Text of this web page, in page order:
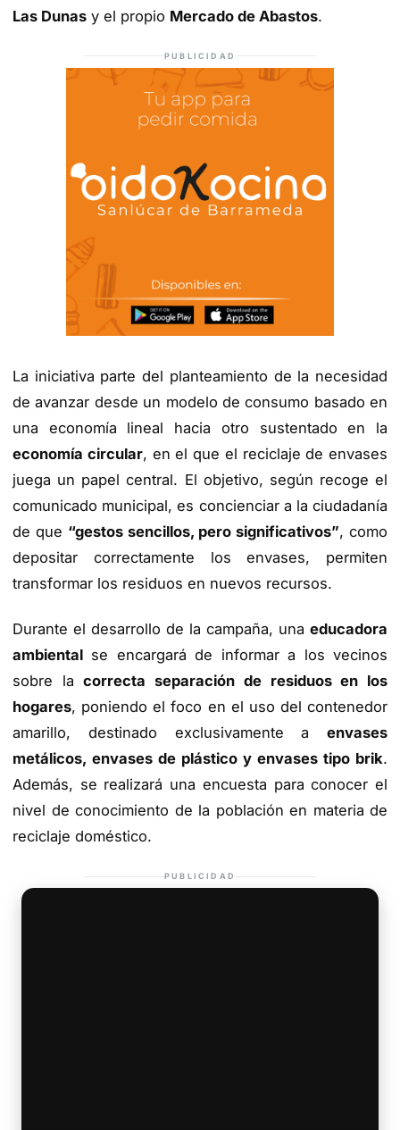
Las Dunas y el propio Mercado de Abastos.
PUBLICIDAD
La iniciativa parte del planteamiento de la necesidad
de avanzar desde un modelo de consumo basado en
una economía lineal hacia otro sustentado en la
economía circular, en el que el reciclaje de envases
juega un papel central. El objetivo, según recoge el
comunicado municipal, es concienciar a la ciudadanía
de que “gestos sencillos, pero significativos”, como
depositar correctamente los envases, permiten
transformar los residuos en nuevos recursos.
Durante el desarrollo de la campaña, una educadora
ambiental se encargará de informar a los vecinos
sobre lacorrecta separación de residuos en los
hogares, poniendo el foco en el uso del contenedor
amarillo, destinado exclusivamente a envases
metálicos, envases de plástico y envases tipo brik.
Además, se realizará una encuesta para conocer el
nivel de conocimiento de la población en materia de
reciclaje doméstico.
PUBLICIDAD